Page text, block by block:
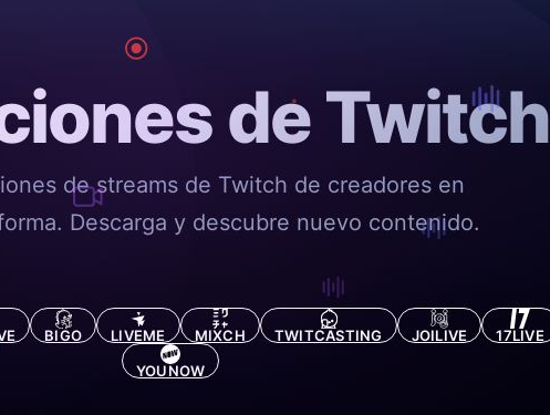
de Twitch
de streams de Twitch de creadores en
Descarga y descubre nuevo contenido.
BIGO LIVEME MIXCH TWITCASTING JOILIVE 17LIVE
YOUNOW